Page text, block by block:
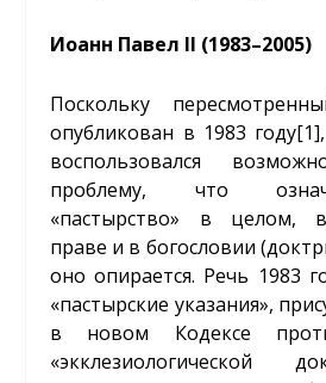
Иоанн Павел II (1983–2005)
Поскольку
опубликован в 1983 году[1]
воспользовался
проблему, что
«пастырство» в целом,
праве и в богословии
оно опирается. Речь 1983
«пастырские указания»,
в новом Кодексе
«экклезиологической